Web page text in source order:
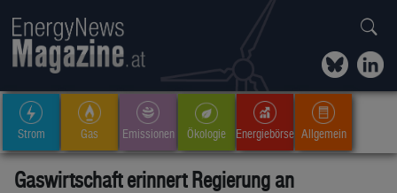
Strom Gas Emissionen Ökologie Energiebörse Allgemein
Gaswirtschaft erinnert Regierung an